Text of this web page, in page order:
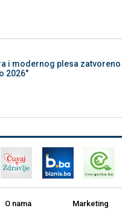
i modernog plesa zatvoreno
2026"
O nama Marketing